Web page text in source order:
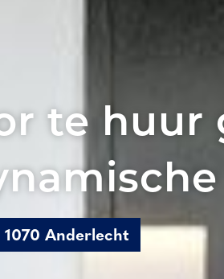
te huur
Anderlecht